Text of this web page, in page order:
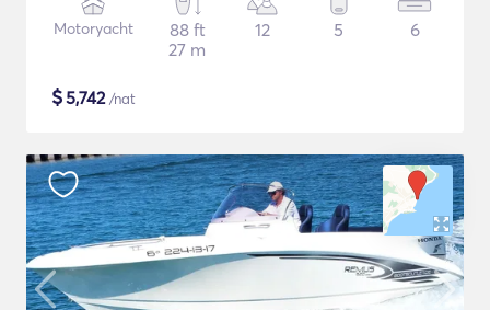
Motoryacht
88 ft
27 m
12 5 6
$5,742/nat